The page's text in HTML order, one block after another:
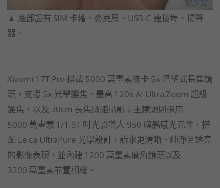
▲ 底部設有 SIM 卡槽、麥克風、USB-C 連接埠、揚聲
器。
Xiaomi 17T Pro 搭載 5000 萬畫素徠卡 5x 潛望式長焦鏡
頭，支援 5x 光學變焦、最高 120x AI Ultra Zoom 超級
變焦，以及 30cm 長焦微距攝影；主鏡頭則採用
5000 萬畫素 1/1.31 吋光影獵人 950 旗艦感光元件，搭
配 Leica UltraPure 光學設計，訴求更清晰、純淨且透亮
的影像表現，並內建 1200 萬畫素廣角鏡頭以及
3200 萬畫素前置相機。